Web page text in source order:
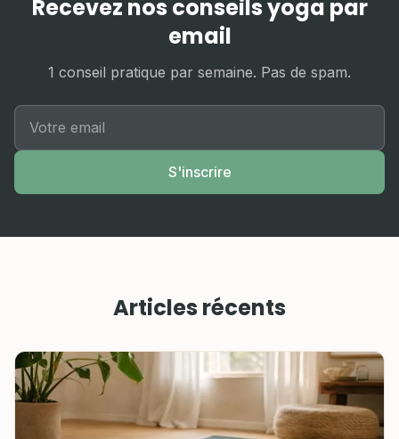
Recevez nos conseils yoga par
email
1 conseil pratique par semaine. Pas de spam.
S'inscrire
Articles récents